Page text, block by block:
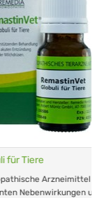
Mastitis. Keine